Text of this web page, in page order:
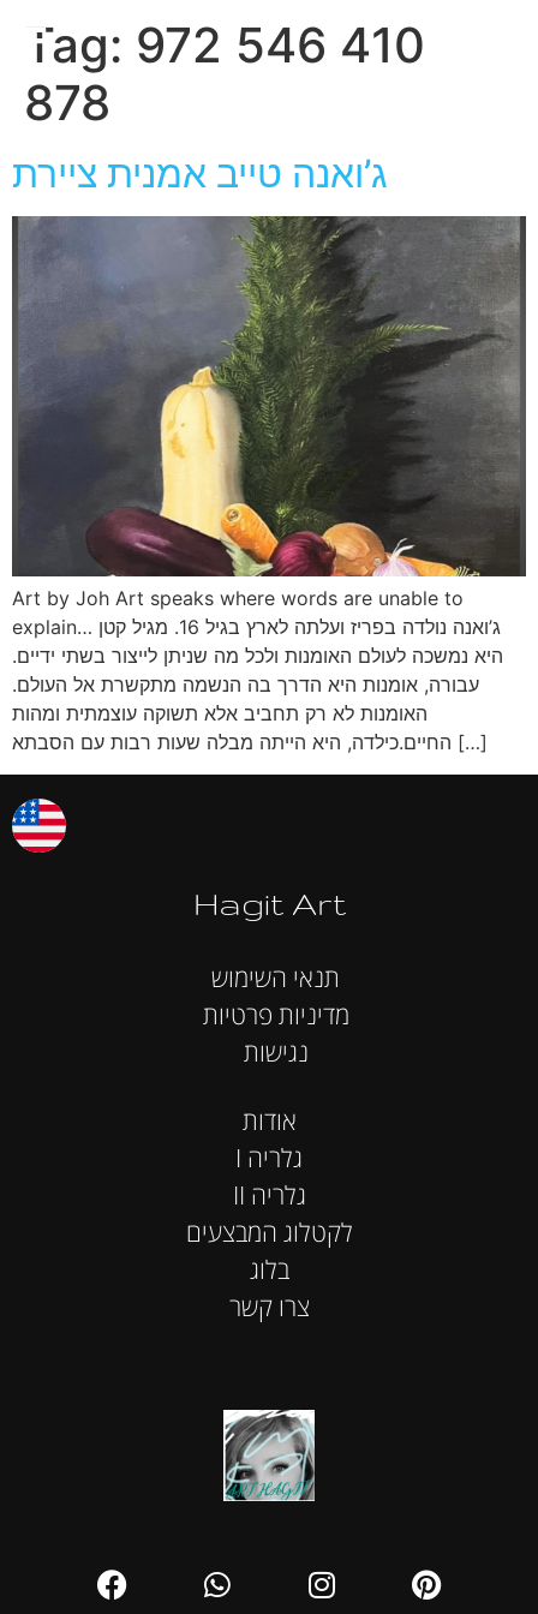
Tag: 972 546 410
878
ג’ואנה טייב אמנית ציירת
Art by Joh Art speaks where words are unable to
explain… ג’ואנה נולדה בפריז ועלתה לארץ בגיל 16. מגיל קטן
היא נמשכה לעולם האומנות ולכל מה שניתן לייצור בשתי ידיים.
עבורה, אומנות היא הדרך בה הנשמה מתקשרת אל העולם.
האומנות לא רק תחביב אלא תשוקה עוצמתית ומהות
החיים.כילדה, היא הייתה מבלה שעות רבות עם הסבתא […]
Hagit Art
אודות
I גלריה
II גלריה
לקטלוג המבצעים
בלוג
צרו קשר
תנאי השימוש
מדיניות פרטיות
נגישות